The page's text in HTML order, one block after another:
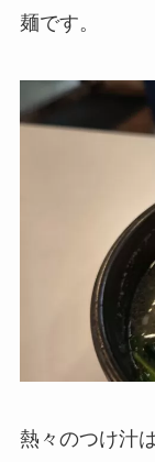
麺です。
熱々のつけ汁